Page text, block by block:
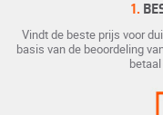
1.
Vindt de beste prijs voor
basis van de beoordeling